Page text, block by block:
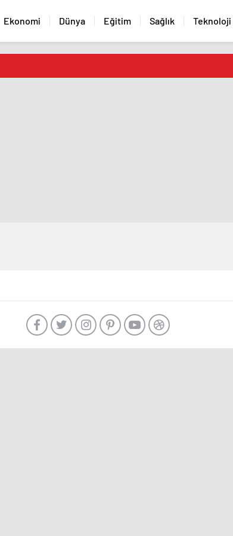
Ekonomi Dünya Eğitim Sağlık Teknoloji